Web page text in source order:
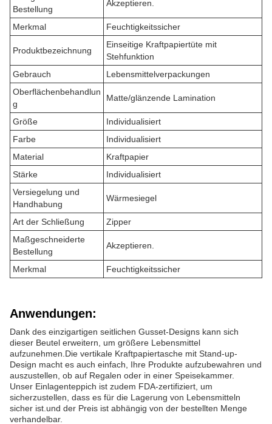
Bestellung
Akzeptieren.
Merkmal Feuchtigkeitssicher
Produktbezeichnung
Einseitige Kraftpapiertüte mit
Stehfunktion
Gebrauch
Lebensmittelverpackungen
Oberflächenbehandlun
g
Matte/glänzende Lamination
Größe
Individualisiert
Farbe
Individualisiert
Material
Kraftpapier
Stärke
Individualisiert
Versiegelung und
Handhabung
Wärmesiegel
Art der Schließung
Zipper
Maßgeschneiderte
Bestellung
Akzeptieren.
Merkmal Feuchtigkeitssicher
Anwendungen:
Dank des einzigartigen seitlichen Gusset-Designs kann sich
dieser Beutel erweitern, um größere Lebensmittel
aufzunehmen.Die vertikale Kraftpapiertasche mit Stand-up-
Design macht es auch einfach, Ihre Produkte aufzubewahren und
auszustellen, ob auf Regalen oder in einer Speisekammer.
Unser Einlagenteppich ist zudem FDA-zertifiziert, um
sicherzustellen, dass es für die Lagerung von Lebensmitteln
sicher ist.und der Preis ist abhängig von der bestellten Menge
verhandelbar.